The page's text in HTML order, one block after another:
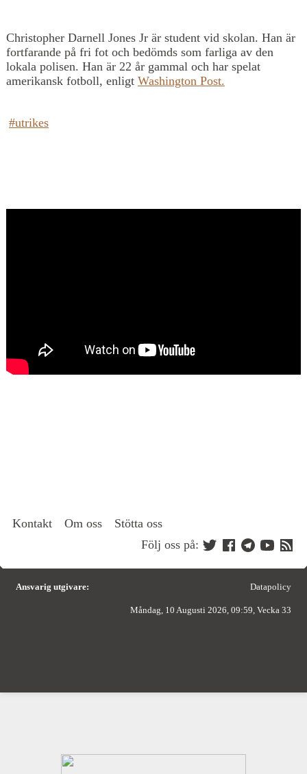
Christopher Darnell Jones Jr är student vid skolan. Han är
fortfarande på fri fot och bedömds som farliga av den
lokala polisen. Han är 22 år gammal och har spelat
amerikansk fotboll, enligt Washington Post.
#utrikes
Kontakt Om oss
Stötta oss
Följ oss på:
Ansvarig utgivare: Datapolicy
Måndag, 10 Augusti 2026, 09:59, Vecka 33